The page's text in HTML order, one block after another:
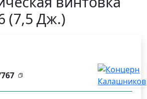
(7,5 Дж.)